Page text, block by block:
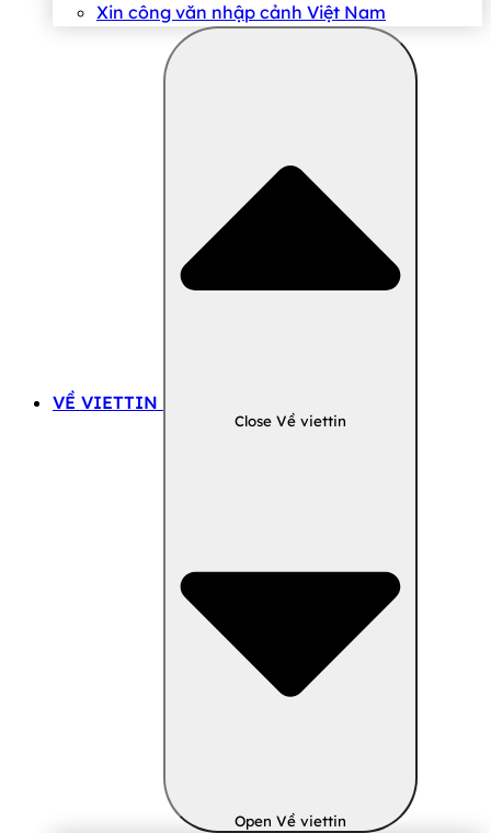
Xin công văn nhập cảnh Việt Nam
VỀ VIETTIN
Close Về viettin
Open Về viettin